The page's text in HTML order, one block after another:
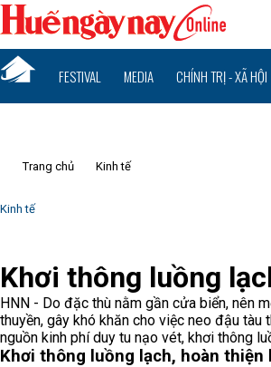
FESTIVAL MEDIA CHÍNH TRỊ - XÃ HỘI
Trang chủ Kinh tế
Kinh tế
Khơi thông luồng
HNN - Do đặc thù nằm gần cửa biển, nên
thuyền, gây khó khăn cho việc neo đậu tàu
nguồn kinh phí duy tu nạo vét, khơi thông
Khơi thông luồng lạch, hoàn thiện